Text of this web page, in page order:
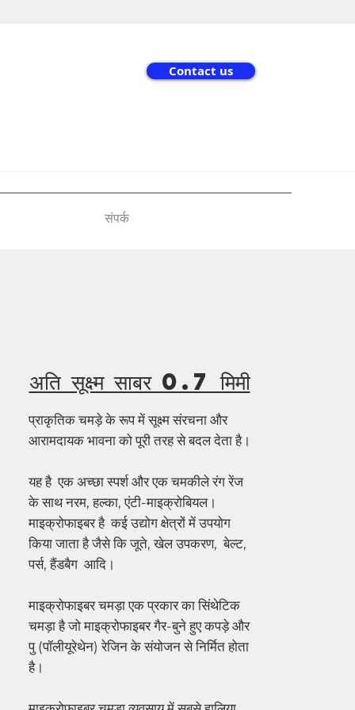
Contact us
संपर्क
अति सूक्ष्म साबर 0.7 मिमी
प्राकृतिक चमड़े के रूप में सूक्ष्म संरचना और
आरामदायक भावना को पूरी तरह से बदल देता है।
यह है एक अच्छा स्पर्श और एक चमकीले रंग रेंज
के साथ नरम, हल्का, एंटी-माइक्रोबियल।
माइक्रोफाइबर है कई उद्योग क्षेत्रों में उपयोग
किया जाता है जैसे कि जूते, खेल उपकरण, बेल्ट,
पर्स, हैंडबैग आदि।
माइक्रोफाइबर चमड़ा एक प्रकार का सिंथेटिक
चमड़ा है जो माइक्रोफाइबर गैर-बुने हुए कपड़े और
पु (पॉलीयूरेथेन) रेजिन के संयोजन से निर्मित होता
है।